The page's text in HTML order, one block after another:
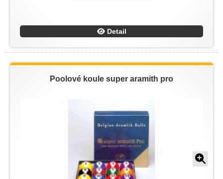
Detail
Poolové koule super aramith pro